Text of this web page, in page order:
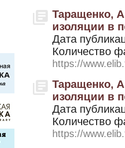
Таращенко,
изоляции в
Дата
Количество
https://
Таращенко,
изоляции в
Дата
Количество
https://